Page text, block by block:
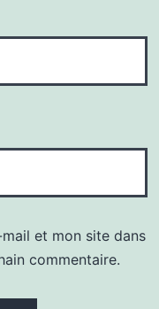
et mon site dans
commentaire.